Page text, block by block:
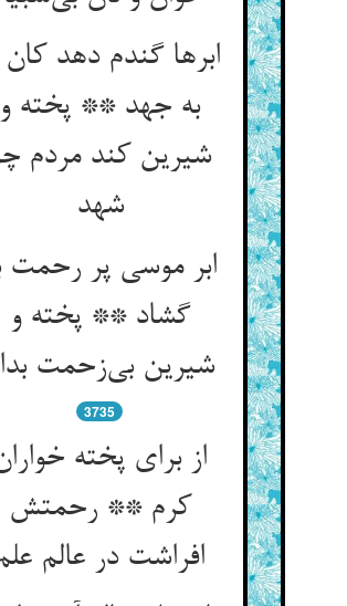
ابرها گندم دهد کان
به جهد ** پخته و
شیرین کند مردم
شهد
ابر موسی پر رحمت
گشاد ** پخته و
شیرین بی‌‌زحمت
3735
از برای پخته
کرم ** رحمتش